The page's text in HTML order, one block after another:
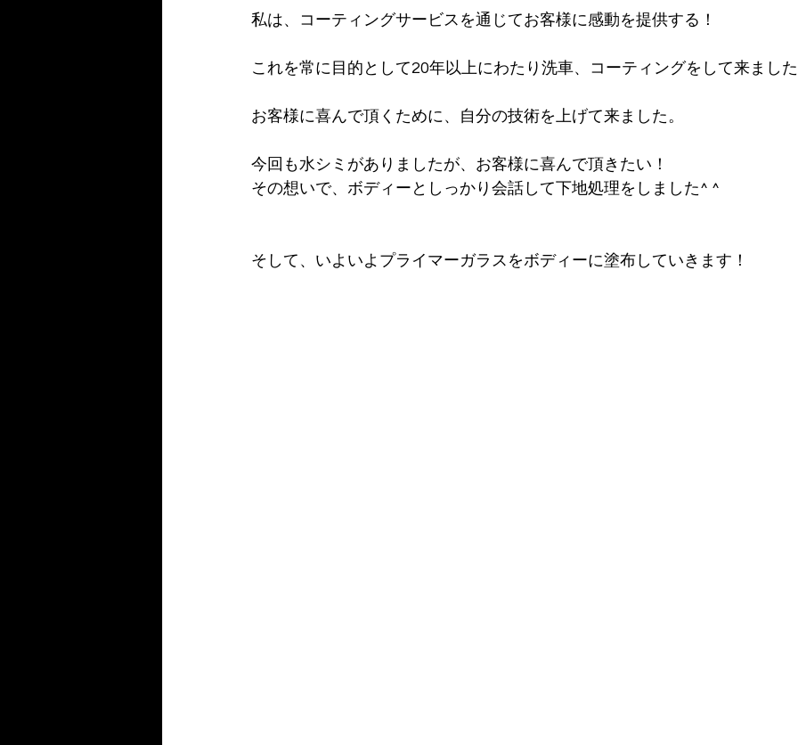
私は、コーティングサービスを通じてお客様に感動を提供する！
これを常に目的として20年以上にわたり洗車、コーティングをして来まし
お客様に喜んで頂くために、自分の技術を上げて来ました。
今回も水シミがありましたが、お客様に喜んで頂きたい！
その想いで、ボディーとしっかり会話して下地処理をしました^ ^
そして、いよいよプライマーガラスをボディーに塗布していきます！